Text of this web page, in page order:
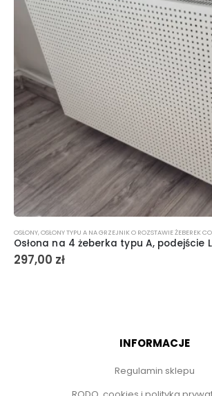
OSŁONY,OSŁONY TYPU A NA GRZEJNIK O ROZSTAWIE ŻEBEREK
Osłona na 4 żeberka typu A, podejście
297,00 zł
INFORMACJE
Regulamin sklepu